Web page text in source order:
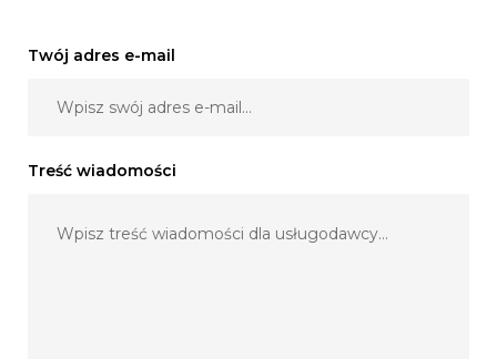
Twój adres e-mail
Treść wiadomości